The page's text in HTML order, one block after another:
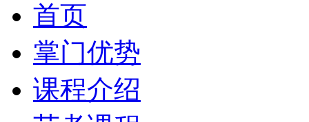
首页
掌门优势
课程介绍